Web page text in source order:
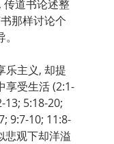
传道书论述整
那样讨论个
乐主义, 却提
享受生活 (2:1-
13; 5:18-20;
9:7-10; 11:8-
悲观下却洋溢